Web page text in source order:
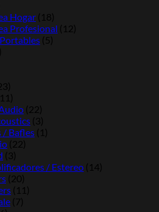
Hogar (18)
Profesional (12)
(5)
(22)
(3)
/ Bafles (1)
(22)
(3)
/ Estereo (14)
(20)
(11)
(7)